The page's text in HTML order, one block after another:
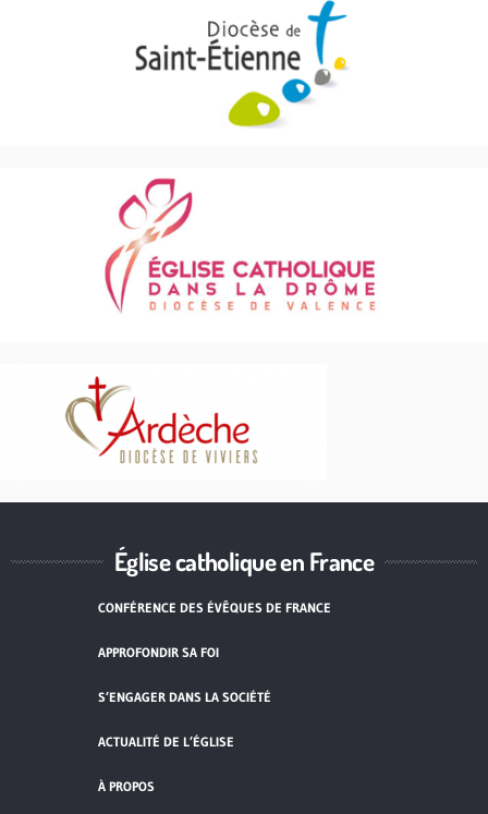
Église catholique en France
CONFÉRENCE DES ÉVÊQUES DE FRANCE
APPROFONDIR SA FOI
S’ENGAGER DANS LA SOCIÉTÉ
ACTUALITÉ DE L’ÉGLISE
À PROPOS